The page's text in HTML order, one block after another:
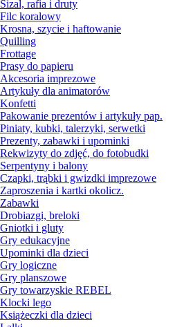
Sizal, rafia i druty
Filc koralowy
Krosna, szycie i haftowanie
Quilling
Frottage
Prasy do papieru
Akcesoria imprezowe
Artykuły dla animatorów
Konfetti
Pakowanie prezentów i artykuły pap.
Piniaty, kubki, talerzyki, serwetki
Prezenty, zabawki i upominki
Rekwizyty do zdjęć, do fotobudki
Serpentyny i balony
Czapki, trąbki i gwizdki imprezowe
Zaproszenia i kartki okolicz.
Zabawki
Drobiazgi, breloki
Gniotki i gluty
Gry edukacyjne
Upominki dla dzieci
Gry logiczne
Gry planszowe
Gry towarzyskie REBEL
Klocki lego
Książeczki dla dzieci